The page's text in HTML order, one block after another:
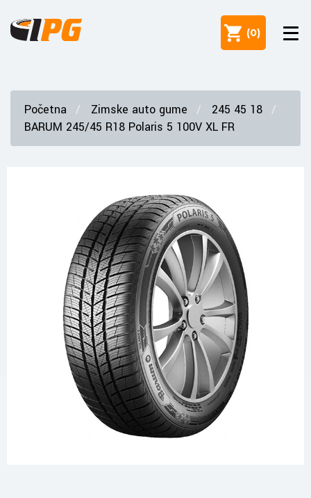
(0)
Početna Zimske auto gume
245 45 18
BARUM 245/45 R18 Polaris 5 100V XL FR